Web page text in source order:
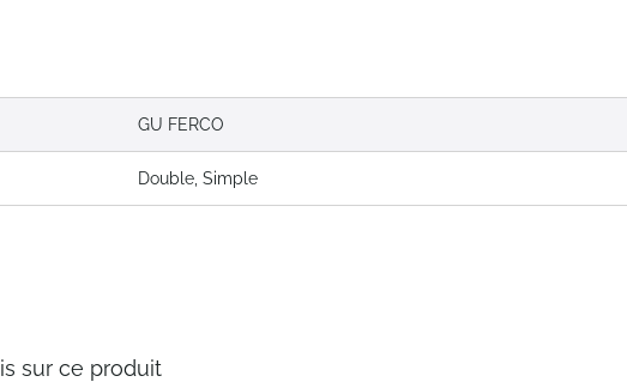
GU FERCO
Double, Simple
sur ce produit